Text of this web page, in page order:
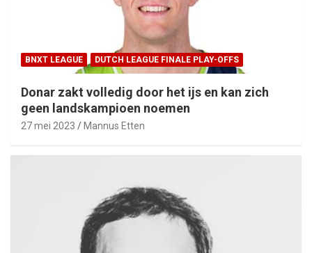
BNXT LEAGUE DUTCH LEAGUE FINALE PLAY-OFFS
Donar zakt volledig door het ijs en kan zich
geen landskampioen noemen
27 mei 2023 Mannus Etten